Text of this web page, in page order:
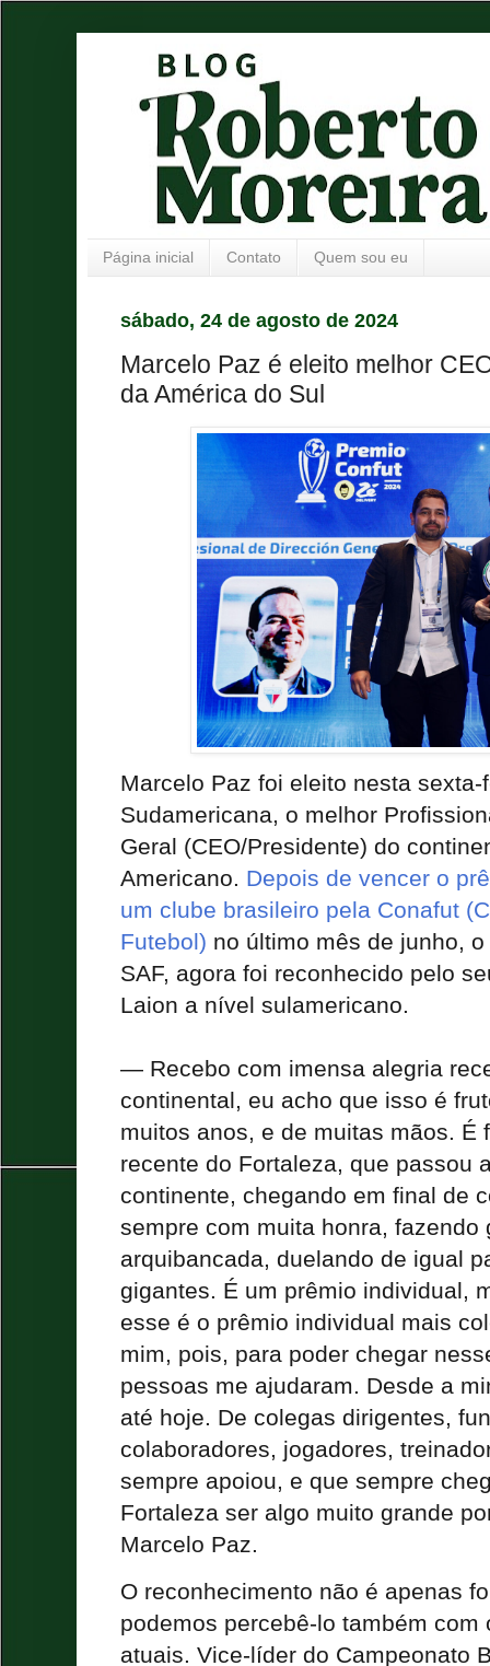
Página inicial Contato Quem sou eu
sábado, 24 de agosto de 2024
Marcelo Paz é eleito melhor
da América do Sul
Marcelo Paz foi eleito nesta
Sudamericana, o melhor
Geral (CEO/Presidente) do
Americano. Depois de vencer o
um clube brasileiro pela Conafut
Futebol) no último mês de junho,
SAF, agora foi reconhecido pelo
Laion a nível sulamericano.
— Recebo com imensa alegria
continental, eu acho que isso é
muitos anos, e de muitas mãos. É
recente do Fortaleza, que passou
continente, chegando em final de
sempre com muita honra, fazendo
arquibancada, duelando de igual
gigantes. É um prêmio individual,
esse é o prêmio individual mais
mim, pois, para poder chegar
pessoas me ajudaram. Desde a
até hoje. De colegas dirigentes,
colaboradores, jogadores,
sempre apoiou, e que sempre
Fortaleza ser algo muito grande
Marcelo Paz.
O reconhecimento não é apenas
podemos percebê-lo também
atuais. Vice-líder do Campeonato